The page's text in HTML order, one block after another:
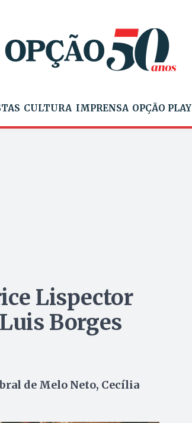
CULTURA IMPRENSA OPÇÃO PLAY
Lispector
Borges
de Melo Neto, Cecília